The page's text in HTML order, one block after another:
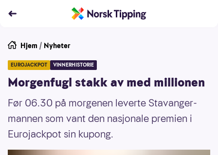
Hjem / Nyheter
EUROJACKPOT VINNERHISTORIE
Morgenfugl stakk av med millionen
Før 06.30 på morgenen leverte Stavanger-
mannen som vant den nasjonale premien i
Eurojackpot sin kupong.